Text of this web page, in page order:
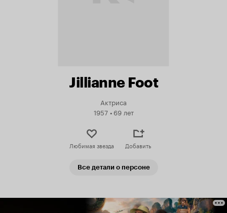
Jillianne Foot
Актриса
1957 • 69 лет
Любимая звезда Добавить
Все детали о персоне